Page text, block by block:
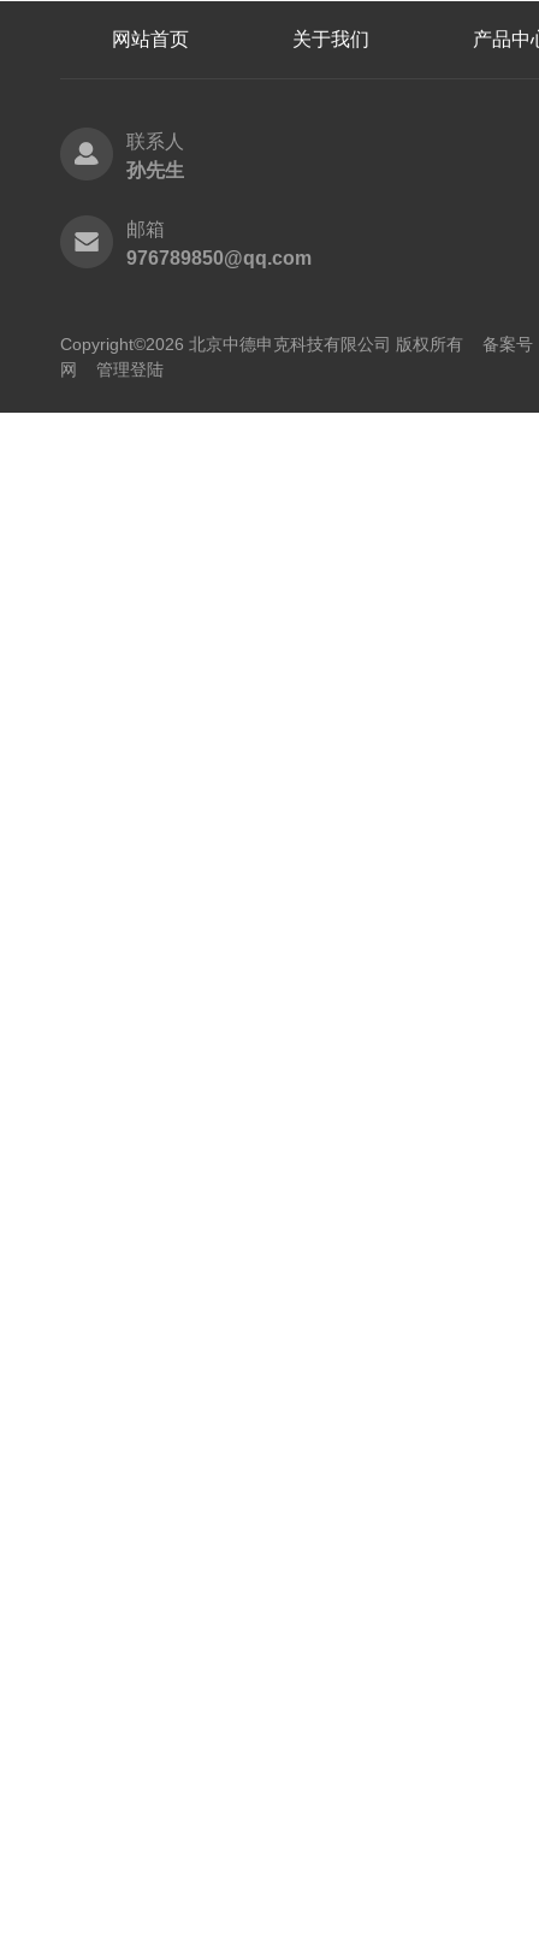
网站首页 关于我们 产品中
联系人
孙先生
邮箱
976789850@qq.com
Copyright©2026 北京中德申克科技有限公司 版权所有 备案号
网
管理登陆